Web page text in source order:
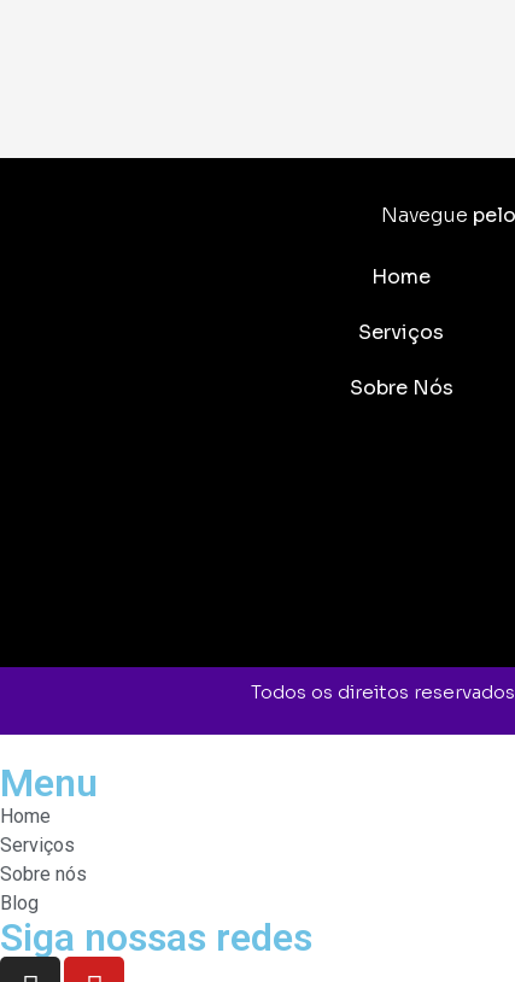
Navegue
Home
Serviços
Sobre Nós
Todos os direitos
Menu
Home
Serviços
Sobre nós
Blog
Siga nossas redes